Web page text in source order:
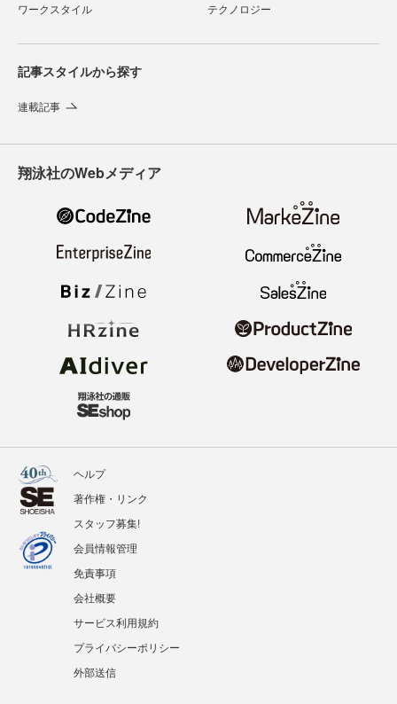
ワークスタイル テクノロジー
記事スタイルから探す
連載記事
翔泳社のWebメディア
ヘルプ
著作権・リンク
スタッフ募集!
会員情報管理
免責事項
会社概要
サービス利用規約
プライバシーポリシー
外部送信